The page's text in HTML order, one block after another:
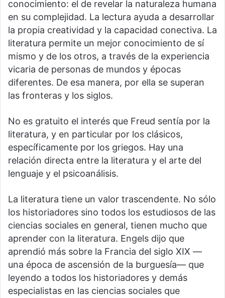
conocimiento: el de revelar la naturaleza humana
en su complejidad. La lectura ayuda a desarrollar
la propia creatividad y la capacidad conectiva. La
literatura permite un mejor conocimiento de sí
mismo y de los otros, a través de la experiencia
vicaria de personas de mundos y épocas
diferentes. De esa manera, por ella se superan
las fronteras y los siglos.
No es gratuito el interés que Freud sentía por la
literatura, y en particular por los clásicos,
específicamente por los griegos. Hay una
relación directa entre la literatura y el arte del
lenguaje y el psicoanálisis.
La literatura tiene un valor trascendente. No sólo
los historiadores sino todos los estudiosos de las
ciencias sociales en general, tienen mucho que
aprender con la literatura. Engels dijo que
aprendió más sobre la Francia del siglo XIX —
una época de ascensión de la burguesía— que
leyendo a todos los historiadores y demás
especialistas en las ciencias sociales que